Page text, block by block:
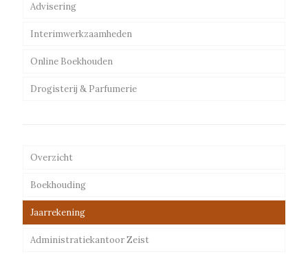
Advisering
Interimwerkzaamheden
Online Boekhouden
Drogisterij & Parfumerie
Overzicht
Boekhouding
Jaarrekening
Administratiekantoor Zeist